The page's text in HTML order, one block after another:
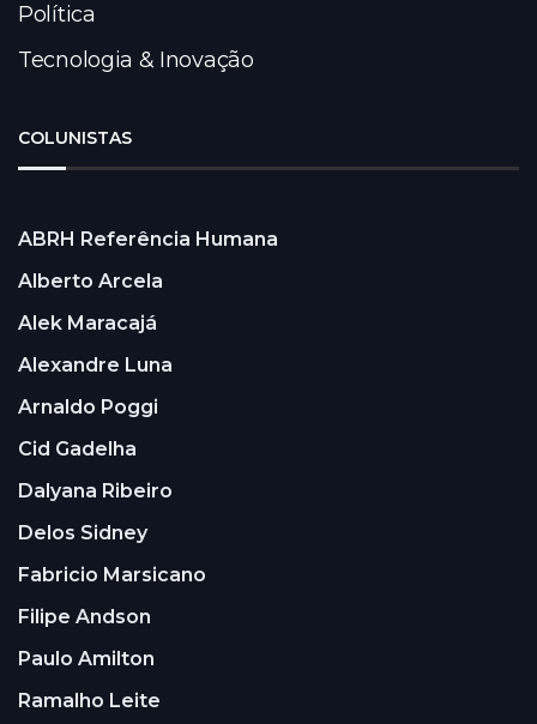
Política
Tecnologia & Inovação
COLUNISTAS
ABRH Referência Humana
Alberto Arcela
Alek Maracajá
Alexandre Luna
Arnaldo Poggi
Cid Gadelha
Dalyana Ribeiro
Delos Sidney
Fabricio Marsicano
Filipe Andson
Paulo Amilton
Ramalho Leite